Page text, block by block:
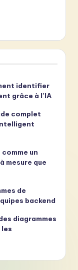
identifier
grâce à l’IA
complet
un
mesure que
de
backend
diagrammes